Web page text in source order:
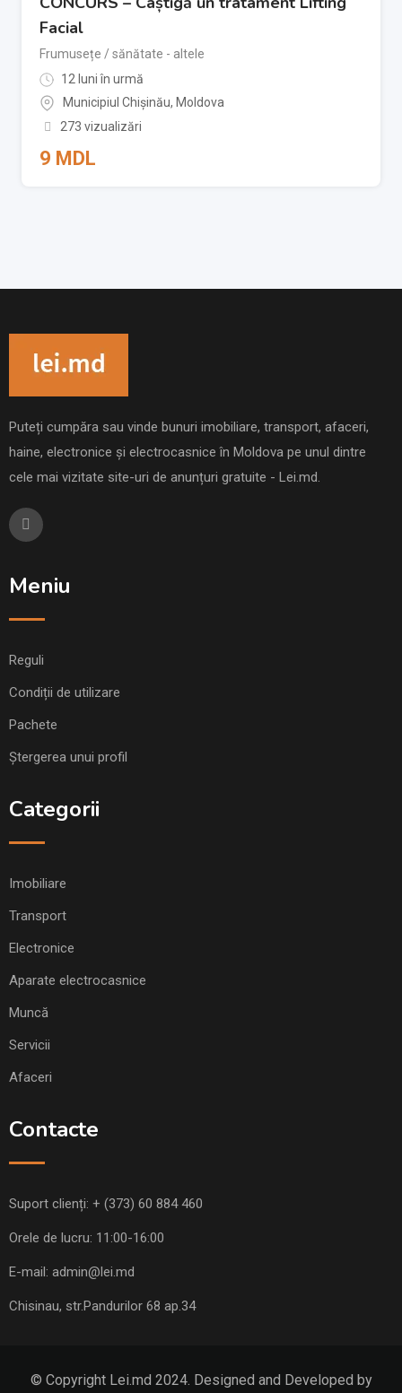
Facial
Frumusețe / sănătate - altele
12 luni în urmă
Municipiul Chișinău, Moldova
273 vizualizări
9 MDL
Puteți cumpăra sau vinde bunuri imobiliare, transport, afaceri,
haine, electronice și electrocasnice în Moldova pe unul dintre
cele mai vizitate site-uri de anunțuri gratuite - Lei.md.
Meniu
Reguli
Condiții de utilizare
Pachete
Ștergerea unui profil
Categorii
Imobiliare
Transport
Electronice
Aparate electrocasnice
Muncă
Servicii
Afaceri
Contacte
Suport clienți: + (373) 60 884 460
Orele de lucru: 11:00-16:00
E-mail: admin@lei.md
Chisinau, str.Pandurilor 68 ap.34
© Copyright Lei.md 2024. Designed and Developed by